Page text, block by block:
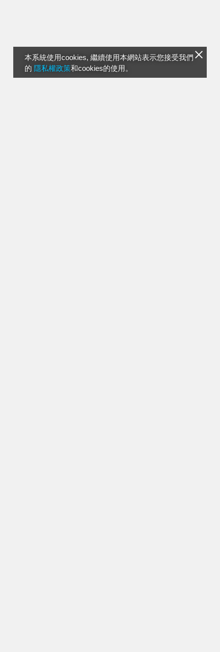
本系統使用cookies, 繼續使用本網站表示您接受我們
的 隱私權政策和cookies的使用。